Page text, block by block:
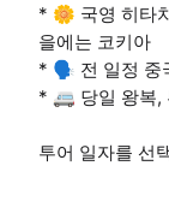
* 🌼 국영 히타
을에는 코키아
* 🗣️ 전 일정 중
* 🚐 당일 왕복,
투어 일자를 선